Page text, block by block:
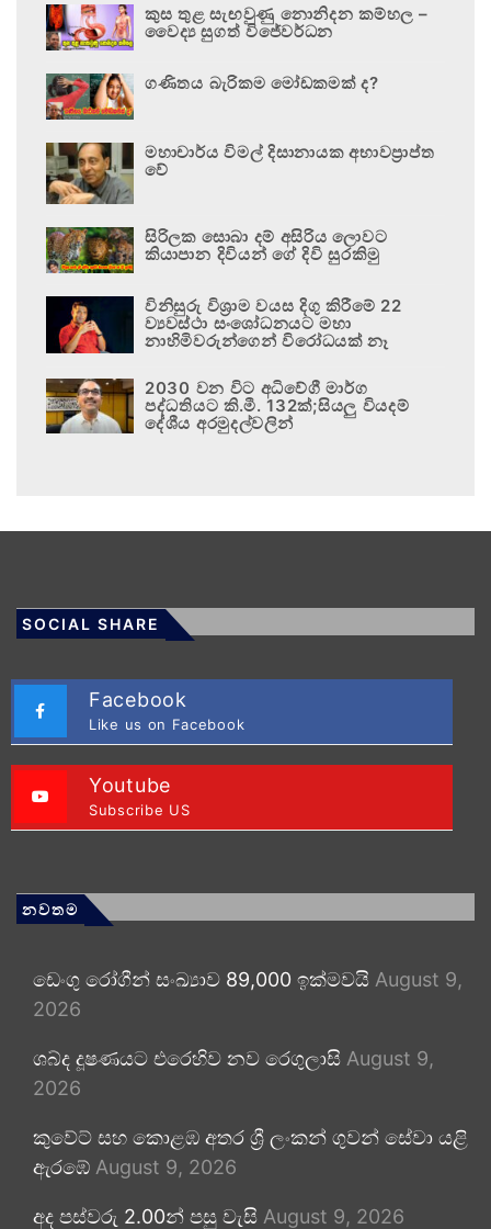
කුස තුළ සැඟවුණු නොනිදන කම්හල –
වෛද්‍ය සුගත් විජේවර්ධන
ගණිතය බැරිකම මෝඩකමක් ද?
මහාචාර්ය විමල් දිසානායක අභාවප්‍රාප්ත
වේ
සිරිලක සොබා දම් අසිරිය ලොවට
කියාපාන දිවියන් ගේ දිවි සුරකිමු
විනිසුරු විශ්‍රාම වයස දිගු කිරීමේ 22
ව්‍යවස්ථා සංශෝධනයට මහා
නාහිමිවරුන්ගෙන් විරෝධයක් නෑ
2030 වන විට අධිවේගී මාර්ග
පද්ධතියට කි.මී. 132ක්;සියලු වියදම්
දේශීය අරමුදල්වලින්
SOCIAL SHARE
Facebook
Like us on Facebook
Youtube
Subscribe US
නවතම
ඩෙංගු රෝගීන් සංඛ්‍යාව 89,000 ඉක්මවයි August 9,
2026
ශබ්ද දූෂණයට එරෙහිව නව රෙගුලාසි August 9,
2026
කුවේට් සහ කොළඹ අතර ශ්‍රී ලංකන් ගුවන් සේවා යළි
ඇරඹේ August 9, 2026
අද පස්වරු 2.00න් පසු වැසි August 9, 2026